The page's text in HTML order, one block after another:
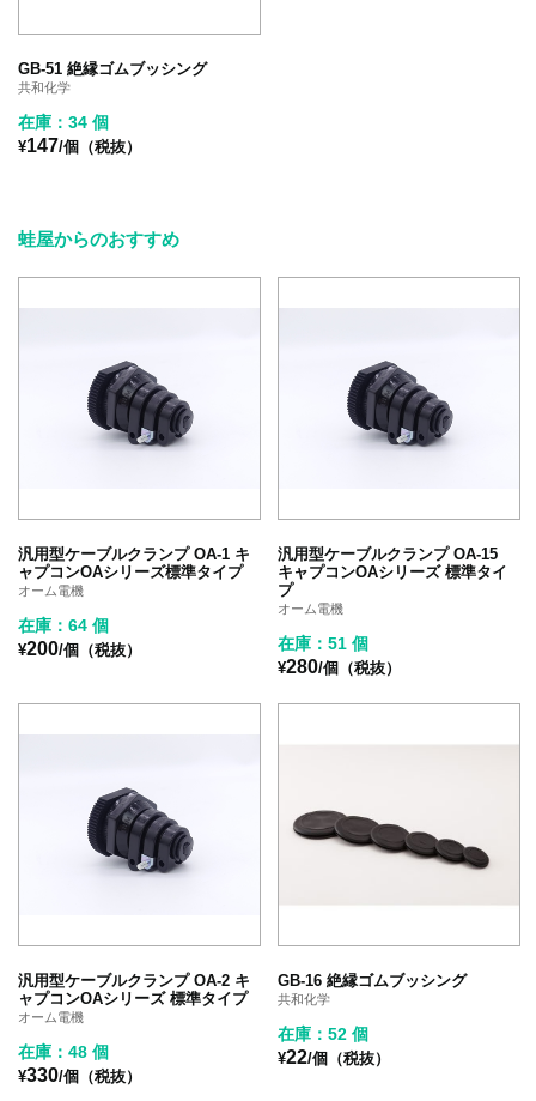
GB-51 絶縁ゴムブッシング
共和化学
在庫：34 個
¥147/個（税抜）
蛙屋からのおすすめ
汎用型ケーブルクランプ OA-1 キ
ャプコンOAシリーズ標準タイプ
オーム電機
在庫：64 個
¥200/個（税抜）
汎用型ケーブルクランプ OA-15
キャプコンOAシリーズ 標準タイ
プ
オーム電機
在庫：51 個
¥280/個（税抜）
汎用型ケーブルクランプ OA-2 キ
ャプコンOAシリーズ 標準タイプ
オーム電機
在庫：48 個
¥330/個（税抜）
GB-16 絶縁ゴムブッシング
共和化学
在庫：52 個
¥22/個（税抜）